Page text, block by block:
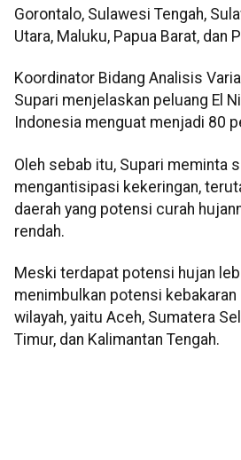
Gorontalo, Sulawesi Tengah,
Utara, Maluku, Papua Barat, dan
Koordinator Bidang Analisis
Supari menjelaskan peluang El
Indonesia menguat menjadi 80
Oleh sebab itu, Supari meminta
mengantisipasi kekeringan,
daerah yang potensi curah
rendah.
Meski terdapat potensi hujan
menimbulkan potensi
wilayah, yaitu Aceh, Sumatera
Timur, dan Kalimantan Tengah.